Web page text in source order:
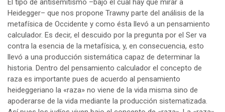
El tipo de antisemitismo –bajo el cual hay que mirar a
Heidegger– que nos propone Trawny parte del análisis de la
metafísica de Occidente y como ésta llevó a un pensamiento
calculador. Es decir, el descuido por la pregunta por el Ser va
contra la esencia de la metafísica, y, en consecuencia, esto
llevó a una producción sistemática capaz de determinar la
historia. Dentro del pensamiento calculador el concepto de
raza es importante pues de acuerdo al pensamiento
heideggeriano la «raza» no viene de la vida misma sino de
apoderarse de la vida mediante la producción sistematizada.